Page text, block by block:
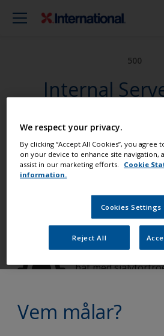
500
Internal
Vem målar?
Måla din båt som
underhålla din båt
Få allt stöd du
båt med
Dra nytta av vår
We respect your privacy.
By clicking “Accept All Cookies”, you
on your device to enhance site navigation,
assist in our marketing efforts.
Cookie
information.
Cookies Settings
Reject All